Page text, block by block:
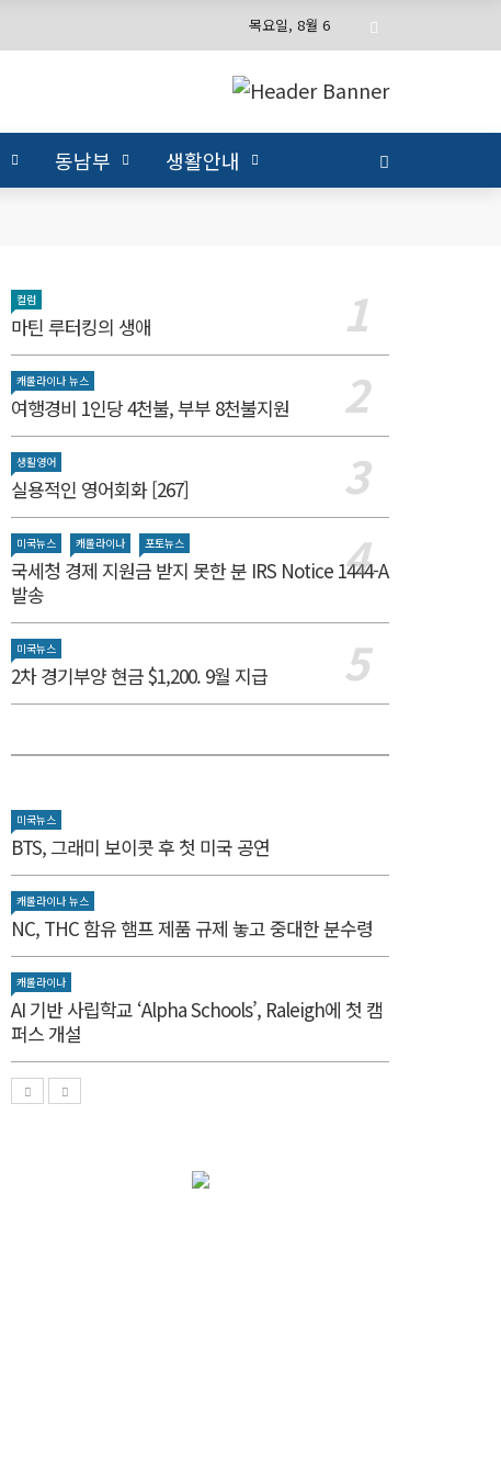
목요일, 8월 6
동남부 생활안내
컬럼
마틴 루터킹의 생애
캐롤라이나 뉴스
여행경비 1인당 4천불, 부부 8천불지원
생활영어
실용적인 영어회화 [267]
미국뉴스 캐롤라이나 포토뉴스
국세청 경제 지원금 받지 못한 분 IRS Notice 1444-A
발송
미국뉴스
2차 경기부양 현금 $1,200. 9월 지급
미국뉴스
BTS, 그래미 보이콧 후 첫 미국 공연
캐롤라이나 뉴스
NC, THC 함유 햄프 제품 규제 놓고 중대한 분수령
캐롤라이나
AI 기반 사립학교 ‘Alpha Schools’, Raleigh에 첫 캠
퍼스 개설